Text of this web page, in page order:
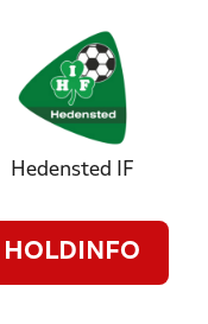
Hedensted IF
HOLDINFO